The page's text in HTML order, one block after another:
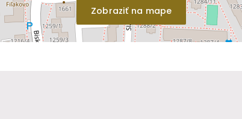
Zobraziť na mape